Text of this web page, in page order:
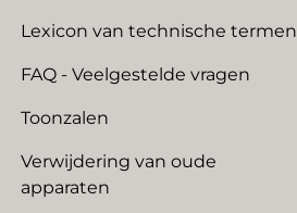
Lexicon van technische termen
FAQ - Veelgestelde vragen
Toonzalen
Verwijdering van oude
apparaten